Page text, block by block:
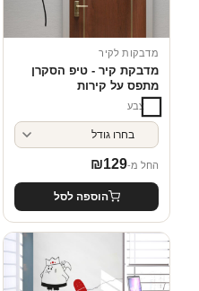
מדבקות לקיר
מדבקת קיר - טיפ הסקרן
מתפס על קירות
צבע
החל מ- ₪129
הוספה לסל